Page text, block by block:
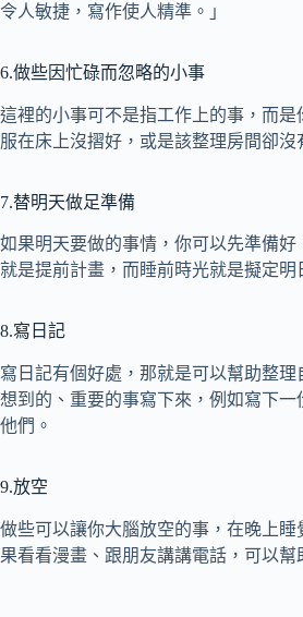
令人敏捷，寫作使人精準。」
6.做些因忙碌而忽略的小事
這裡的小事可不是指工作上的事，而
服在床上沒摺好，或是該整理房間卻
7.替明天做足準備
如果明天要做的事情，你可以先準備
就是提前計畫，而睡前時光就是擬定明
8.寫日記
寫日記有個好處，那就是可以幫助整
想到的、重要的事寫下來，例如寫下
他們。
9.放空
做些可以讓你大腦放空的事，在晚上
果看看漫畫、跟朋友講講電話，可以